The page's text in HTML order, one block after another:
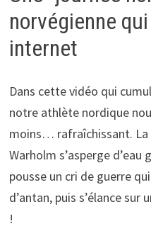
norvégienne
internet
Dans cette vidéo qui
notre athlète nordique
moins… rafraîchissant. La
Warholm s’asperge d’eau
pousse un cri de guerre
d’antan, puis s’élance
!